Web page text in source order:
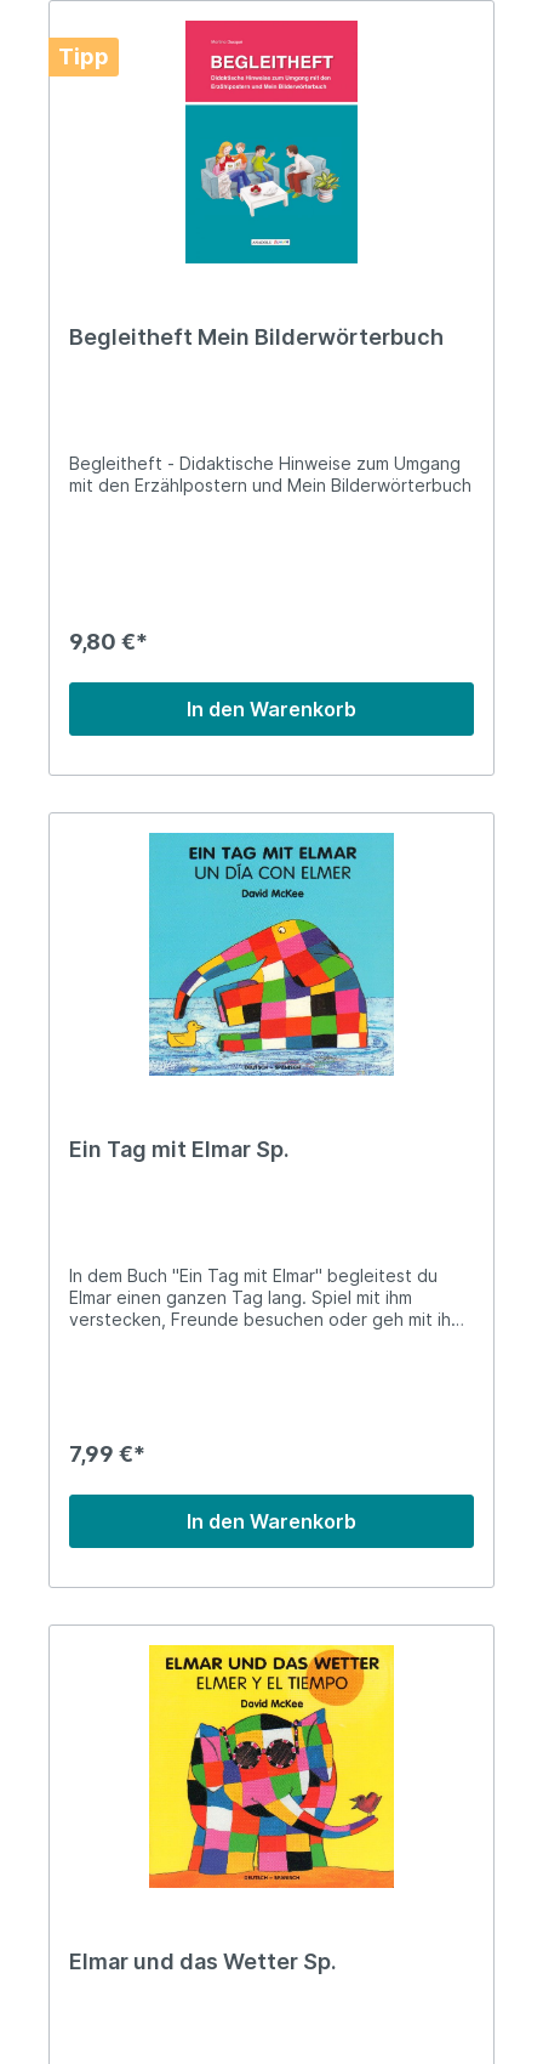
Tipp
Begleitheft Mein Bilderwörterbuch
Begleitheft - Didaktische Hinweise zum Umgang
mit den Erzählpostern und Mein Bilderwörterbuch
9,80 €*
In den Warenkorb
Ein Tag mit Elmar Sp.
In dem Buch "Ein Tag mit Elmar" begleitest du
Elmar einen ganzen Tag lang. Spiel mit ihm
verstecken, Freunde besuchen oder geh mit ihm
7,99 €*
In den Warenkorb
Elmar und das Wetter Sp.